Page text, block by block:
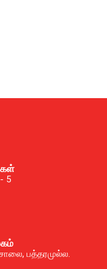
5
பத்தரமுல்ல.